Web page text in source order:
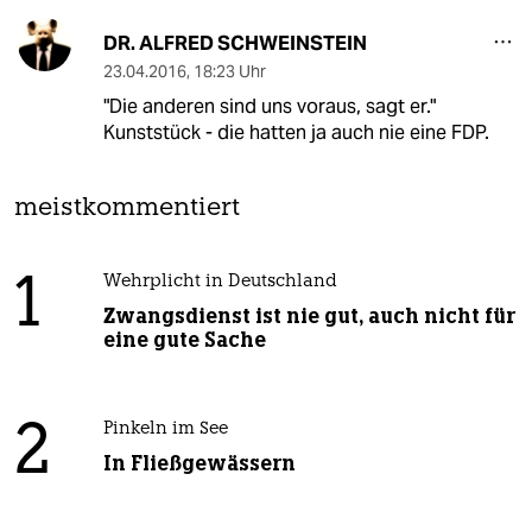
DR. ALFRED SCHWEINSTEIN
23.04.2016, 18:23 Uhr
"Die anderen sind uns voraus, sagt er."
Kunststück - die hatten ja auch nie eine FDP.
meistkommentiert
1 Wehrplicht in Deutschland
Zwangsdienst ist nie gut, auch nicht für
eine gute Sache
2 Pinkeln im See
In Fließgewässern